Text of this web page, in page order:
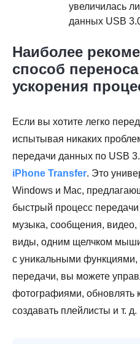
увеличилась
данных USB
Наиболее
способ
ускорения
Если вы хотите легко
испытывая никаких
передачи данных по USB
iPhone Transfer. Это
Windows и Mac,
быстрый процесс передачи
музыка, сообщения, видео,
виды, одним щелчком
с уникальными функциями,
передачи, вы можете
фотографиями, обновлять
создавать плейлисты и т. д.